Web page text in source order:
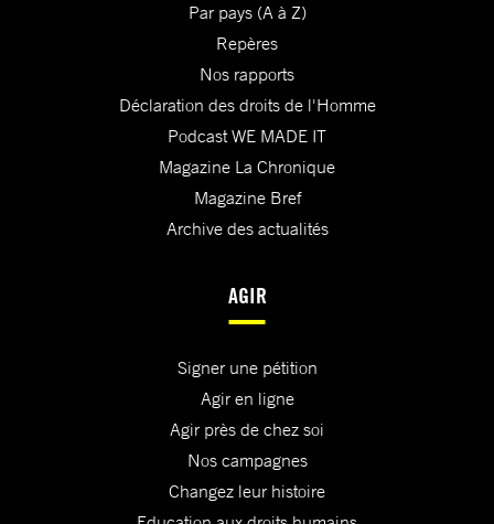
Par pays (A à Z)
Repères
Nos rapports
Déclaration des droits de l'Homme
Podcast WE MADE IT
Magazine La Chronique
Magazine Bref
Archive des actualités
AGIR
Signer une pétition
Agir en ligne
Agir près de chez soi
Nos campagnes
Changez leur histoire